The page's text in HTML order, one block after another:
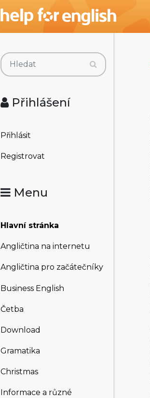
Přihlášení
Přihlásit
Registrovat
Menu
Hlavní stránka
Angličtina na internetu
Angličtina pro začátečníky
Business English
Četba
Download
Gramatika
Christmas
Informace a různé